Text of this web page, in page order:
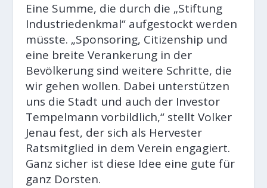
Eine Summe, die durch die „Stiftung
Industriedenkmal“ aufgestockt werden
müsste. „Sponsoring, Citizenship und
eine breite Verankerung in der
Bevölkerung sind weitere Schritte, die
wir gehen wollen. Dabei unterstützen
uns die Stadt und auch der Investor
Tempelmann vorbildlich,“ stellt Volker
Jenau fest, der sich als Hervester
Ratsmitglied in dem Verein engagiert.
Ganz sicher ist diese Idee eine gute für
ganz Dorsten.